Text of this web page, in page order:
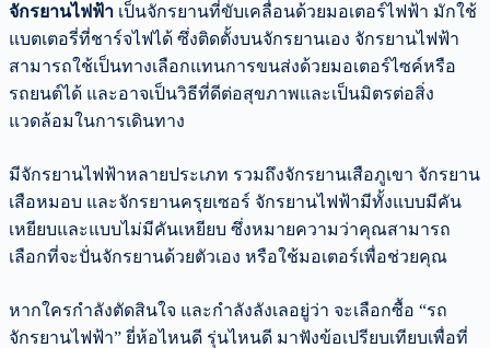
จักรยานไฟฟ้า เป็นจักรยานที่ขับเคลื่อนด้วยมอเตอร์ไฟฟ้า มักใช้
แบตเตอรี่ที่ชาร์จไฟได้ ซึ่งติดตั้งบนจักรยานเอง จักรยานไฟฟ้า
สามารถใช้เป็นทางเลือกแทนการขนส่งด้วยมอเตอร์ไซค์หรือ
รถยนต์ได้ และอาจเป็นวิธีที่ดีต่อสุขภาพและเป็นมิตรต่อสิ่ง
แวดล้อมในการเดินทาง
มีจักรยานไฟฟ้าหลายประเภท รวมถึงจักรยานเสือภูเขา จักรยาน
เสือหมอบ และจักรยานครุยเซอร์ จักรยานไฟฟ้ามีทั้งแบบมีคัน
เหยียบและแบบไม่มีคันเหยียบ ซึ่งหมายความว่าคุณสามารถ
เลือกที่จะปั่นจักรยานด้วยตัวเอง หรือใช้มอเตอร์เพื่อช่วยคุณ
หากใครกำลังตัดสินใจ และกำลังลังเลอยู่ว่า จะเลือกซื้อ “รถ
จักรยานไฟฟ้า” ยี่ห้อไหนดี รุ่นไหนดี มาฟังข้อเปรียบเทียบเพื่อที่